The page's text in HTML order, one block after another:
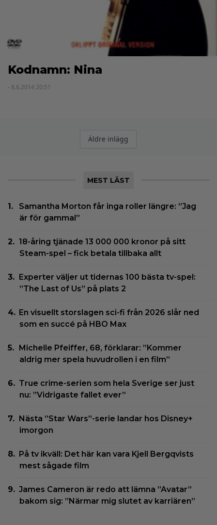
Kodnamn: Nina
- 8.6.2014 20:51
Inläggsnavigering
Äldre inlägg
MEST LÄST
Samantha Morton får inga roller längre: ”Jag
är för gammal”
18-åring tjänade 13 000 000 kronor på sitt
Steam-spel – fick betala tillbaka allt
Experter väljer ut tidernas 100 bästa tv-spel:
”The Last of Us” på plats 2
En visuellt storslagen sci-fi från 2026 slår ned
som en succé på HBO Max
Michelle Pfeiffer, 68, förklarar: ”Kommer
aldrig mer spela huvudrollen i en film”
True crime-serien som hela Sverige ser just
nu: ”Vidrigaste fallet ever”
Nästa ”Star Wars”-serie landar hos Disney+
imorgon
På tv ikväll: Det här kan vara Kjell Bergqvists
mest sågade film
James Cameron är redo att lämna ”Avatar”
bakom sig: ”Närmar mig slutet av karriären”